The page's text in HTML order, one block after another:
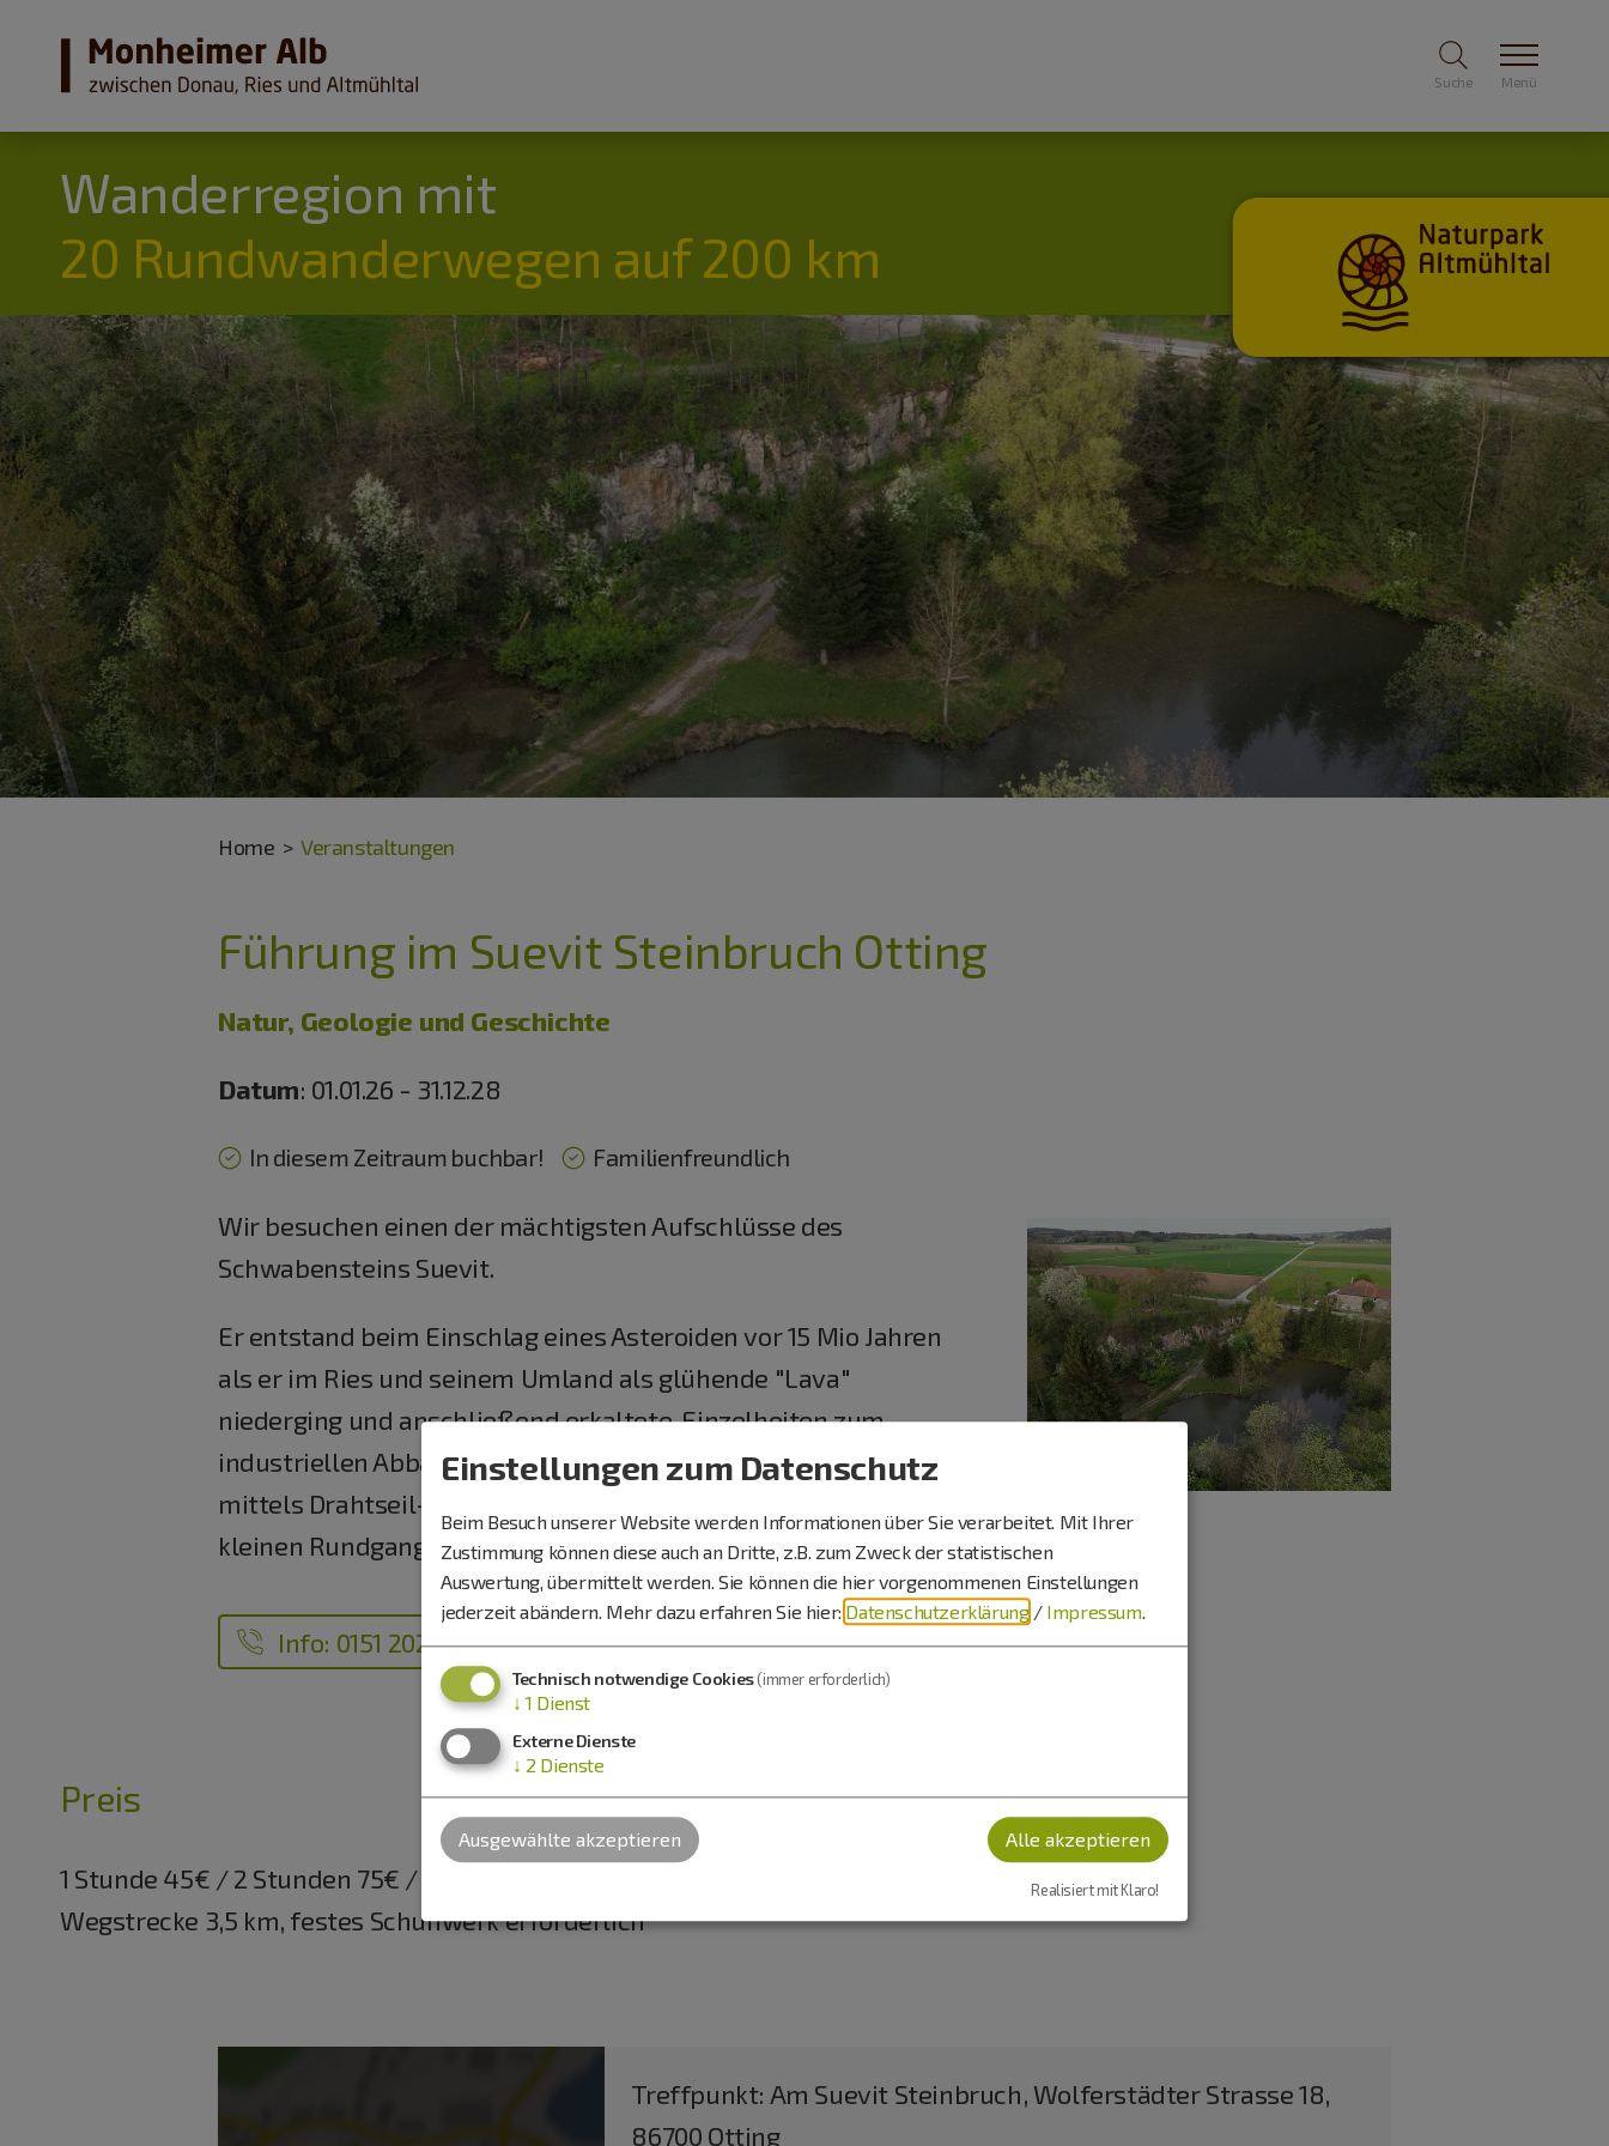
Suche Menü
Wanderregion mit
20 Rundwanderwegen auf 200 km
Home Veranstaltungen
Führung im Suevit Steinbruch Otting
Natur, Geologie und Geschichte
Datum: 01.01.26 - 31.12.28
In diesem Zeitraum buchbar! Familienfreundlich
Wir besuchen einen der mächtigsten Aufschlüsse des
Schwabensteins Suevit.
Er entstand beim Einschlag eines Asteroiden vor 15 Mio Jahren
als er im Ries und seinem Umland als glühende "Lava"
niederging und anschließend erkaltete. Einzelheiten zum
industriellen Abbau des Gesteins Anfang des 20. Jahrhunderts
mittels Drahtseil- und Schmalspurbahn erfahren wir bei einem
kleinen Rundgang.
Info: 0151 20296188 in Kalender exportieren
Preis
1 Stunde 45€ / 2 Stunden 75€ / 3 Stunden 105€
Wegstrecke 3,5 km, festes Schuhwerk erforderlich
Treffpunkt: Am Suevit Steinbruch, Wolferstädter Strasse 18,
86700 Otting
Einstellungen zum Datenschutz
Beim Besuch unserer Website werden Informationen über Sie verarbeitet. Mit Ihrer
Zustimmung können diese auch an Dritte, z.B. zum Zweck der statistischen
Auswertung, übermittelt werden. Sie können die hier vorgenommenen Einstellungen
jederzeit abändern. Mehr dazu erfahren Sie hier: Datenschutzerklärung / Impressum.
Technisch notwendige Cookies(immer erforderlich)
↓ 1 Dienst
Externe Dienste
↓ 2 Dienste
Ausgewählte akzeptieren Alle akzeptieren
Realisiert mit Klaro!